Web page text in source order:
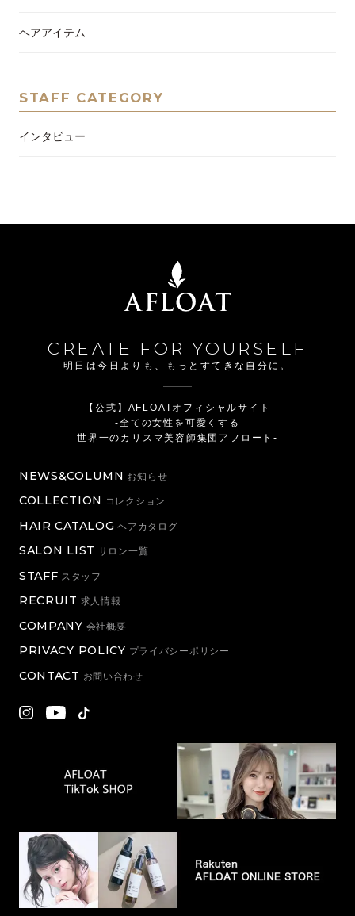
ヘアアイテム
STAFF CATEGORY
インタビュー
CREATE FOR YOURSELF
明日は今日よりも、もっとすてきな自分に。
【公式】AFLOATオフィシャルサイト
-全ての女性を可愛くする
世界一のカリスマ美容師集団アフロート-
NEWS&COLUMN お知らせ
COLLECTION コレクション
HAIR CATALOG ヘアカタログ
SALON LIST サロン一覧
STAFF スタッフ
RECRUIT 求人情報
COMPANY 会社概要
PRIVACY POLICY プライバシーポリシー
CONTACT お問い合わせ